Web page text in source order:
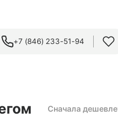
+7 (846) 233-51-94
Сначала дешевле